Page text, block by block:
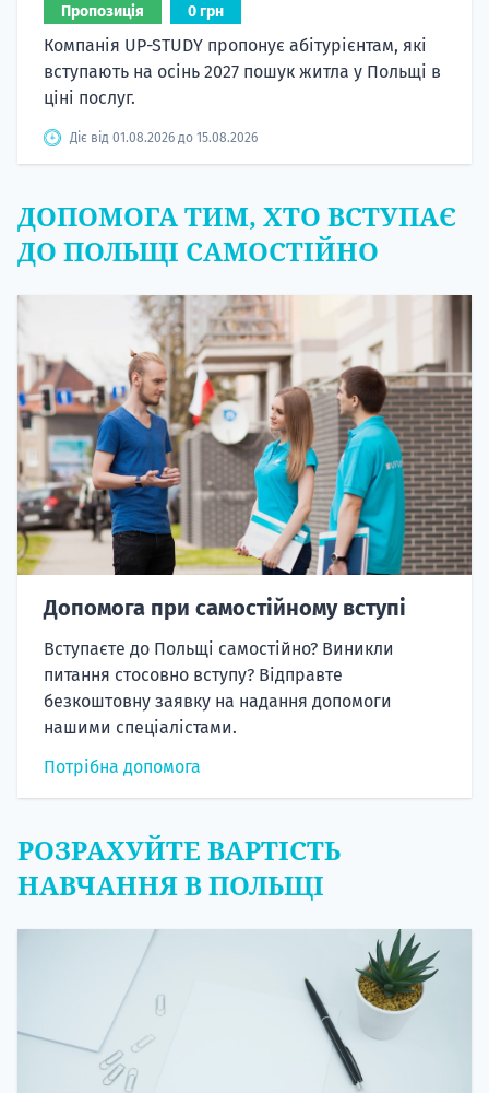
Пропозиція 0 грн
Компанія UP-STUDY пропонує абітурієнтам, які
вступають на осінь 2027 пошук житла у Польщі в
ціні послуг.
Діє від 01.08.2026 до 15.08.2026
ДОПОМОГА ТИМ, ХТО ВСТУПАЄ
ДО ПОЛЬЩІ САМОСТІЙНО
Допомога при самостійному вступі
Вступаєте до Польщі самостійно? Виникли
питання стосовно вступу? Відправте
безкоштовну заявку на надання допомоги
нашими спеціалістами.
Потрібна допомога
РОЗРАХУЙТЕ ВАРТІСТЬ
НАВЧАННЯ В ПОЛЬЩІ